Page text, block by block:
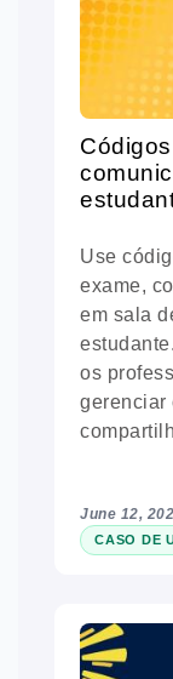
Use
exame,
em sala
os
gerenciar
June 12,
CASO DE